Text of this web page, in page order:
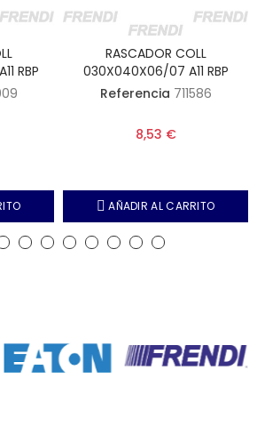
RBP
RASCADOR COLL
030X040X06/07 A11 RBP
Referencia 711586
8,53 €
AÑADIR AL CARRITO